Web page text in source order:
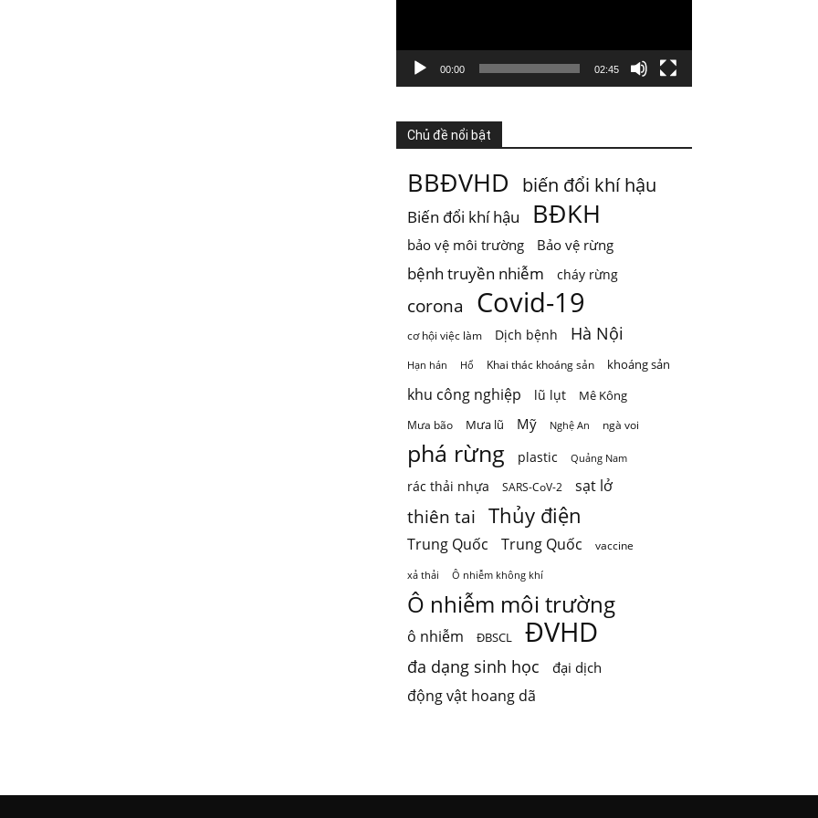
Thiên nhiên thường tạo cho con người cảm
giác rằng mọi thứ vẫn đang t ...Xem thêm
Xem trên Facebook · Chia sẻ
5 ngày trước
GIỚI HẠN SINH THÁI KHÔNG PHẢI LÀ GIỚI
HẠN PHÁT TRIỂN
Nước từ sông được dùng cho sinh hoạt, tưới
ti ...
Photo
Xem trên Facebook
00:00 02:45
Chủ đề nổi bật
BBĐVHD biến đổi khí hậu
Biến đổi khí hậu BĐKH
bảo vệ môi trường Bảo vệ rừng
bệnh truyền nhiễm cháy rừng
corona Covid-19
cơ hội việc làm Dịch bệnh Hà Nội
Hạn hán Hổ Khai thác khoáng sản khoáng sản
khu công nghiệp lũ lụt Mê Kông
Mưa bão Mưa lũ Mỹ Nghệ An ngà voi
phá rừng plastic Quảng Nam
rác thải nhựa SARS-CoV-2 sạt lở
thiên tai Thủy điện
Trung Quốc Trung Quốc vaccine
xả thải Ô nhiễm không khí
Ô nhiễm môi trường
ô nhiễm ĐBSCL ĐVHD
đa dạng sinh học
đại dịch
động vật hoang dã